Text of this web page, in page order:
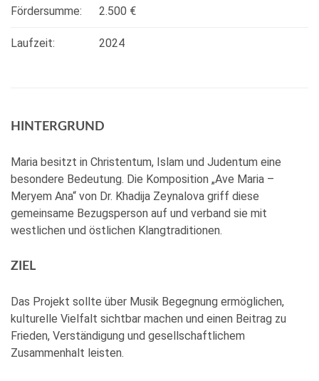
Fördersumme: 2.500 €
Laufzeit: 2024
HINTERGRUND
Maria besitzt in Christentum, Islam und Judentum eine
besondere Bedeutung. Die Komposition „Ave Maria –
Meryem Ana“ von Dr. Khadija Zeynalova griff diese
gemeinsame Bezugsperson auf und verband sie mit
westlichen und östlichen Klangtraditionen.
ZIEL
Das Projekt sollte über Musik Begegnung ermöglichen,
kulturelle Vielfalt sichtbar machen und einen Beitrag zu
Frieden, Verständigung und gesellschaftlichem
Zusammenhalt leisten.